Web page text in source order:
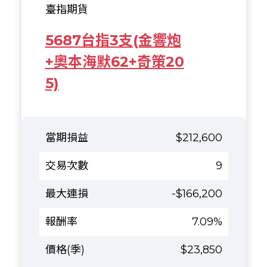
5687台指3支(金響炮
+奧本海默62+奇策20
5)
臺指期貨
$212,600
9
-$166,200
7.09%
$23,850